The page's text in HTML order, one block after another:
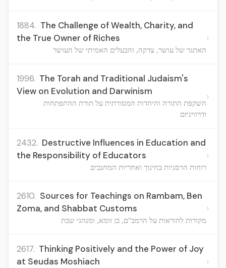
1884. The Challenge of Wealth, Charity, and
the True Owner of Riches
האתגר של עושר, צדקה, והבעלים האמיתי של העושר
›
1996. The Torah and Traditional Judaism's
View on Evolution and Darwinism
השקפת התורה והיהדות המסורתית על תורת ההתפתחות
ודרוויניזם
›
2432. Destructive Influences in Education and
the Responsibility of Educators
רוחות הרסניות בחינוך ואחריות המחנכים
›
2610. Sources for Teachings on Rambam, Ben
Zoma, and Shabbat Customs
מקורות להוראות על הרמב"ם, בן זומא, ומנהגי שבת
›
2617. Thinking Positively and the Power of Joy
at Seudas Moshiach
›